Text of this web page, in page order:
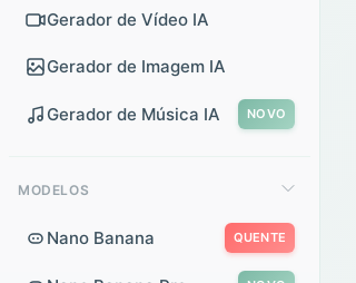
Gerador de Vídeo IA
Gerador de Imagem IA
Gerador de Música IA NOVO
MODELOS
Nano Banana QUENTE